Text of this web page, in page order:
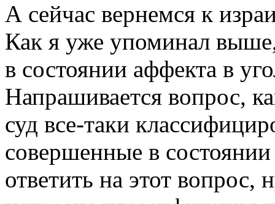
А сейчас вернемся к
Как я уже упоминал
в состоянии аффекта в
Напрашивается вопрос,
суд все-таки
совершенные в
ответить на этот вопрос,